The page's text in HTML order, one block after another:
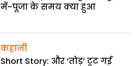
में-पूजा के समय क्या हुआ
कहानी
Short Story: और ‘तोड़’ टूट गई